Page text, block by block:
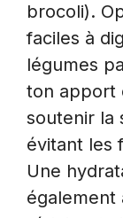
brocoli).
faciles à
légumes
ton apport
soutenir la
évitant les
Une
également